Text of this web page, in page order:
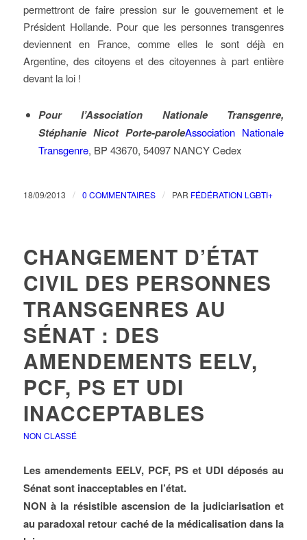
permettront de faire pression sur le gouvernement et le
Président Hollande. Pour que les personnes transgenres
deviennent en France, comme elles le sont déjà en
Argentine, des citoyens et des citoyennes à part entière
devant la loi !
Pour l’Association Nationale Transgenre,
Stéphanie Nicot Porte-paroleAssociation Nationale
Transgenre, BP 43670, 54097 NANCY Cedex
18/09/2013 / 0 COMMENTAIRES / PAR FÉDÉRATION LGBTI+
CHANGEMENT D’ÉTAT
CIVIL DES PERSONNES
TRANSGENRES AU
SÉNAT : DES
AMENDEMENTS EELV,
PCF, PS ET UDI
INACCEPTABLES
NON CLASSÉ
Les amendements EELV, PCF, PS et UDI déposés au
Sénat sont inacceptables en l’état.
NON à la résistible ascension de la judiciarisation et
au paradoxal retour caché de la médicalisation dans la